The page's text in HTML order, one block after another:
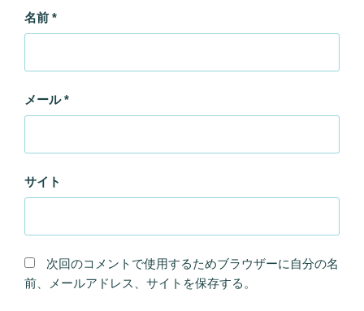
名前 *
メール*
サイト
次回のコメントで使用するためブラウザーに自分の名
前、メールアドレス、サイトを保存する。